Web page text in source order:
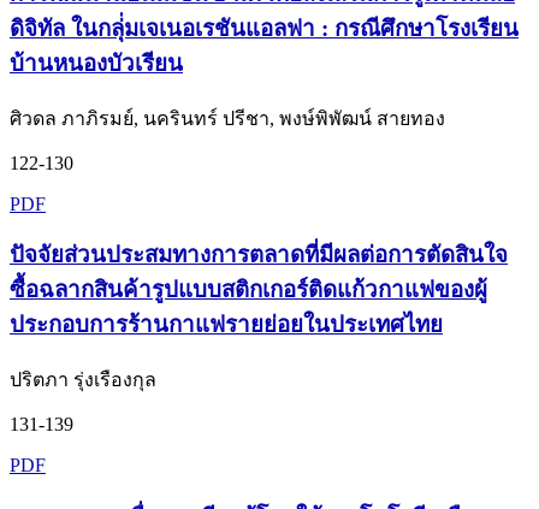
ดิจิทัล ในกลุ่่มเจเนอเรชันแอลฟา : กรณีศึกษาโรงเรียน
บ้านหนองบัวเรียน
ศิวดล ภาภิรมย์, นครินทร์ ปรีชา, พงษ์พิพัฒน์ สายทอง
122-130
PDF
ปัจจัยส่วนประสมทางการตลาดที่มีผลต่อการตัดสินใจ
ซื้อฉลากสินค้ารูปแบบสติกเกอร์ติดแก้วกาแฟของผู้
ประกอบการร้านกาแฟรายย่อยในประเทศไทย
ปริตภา รุ่งเรืองกุล
131-139
PDF